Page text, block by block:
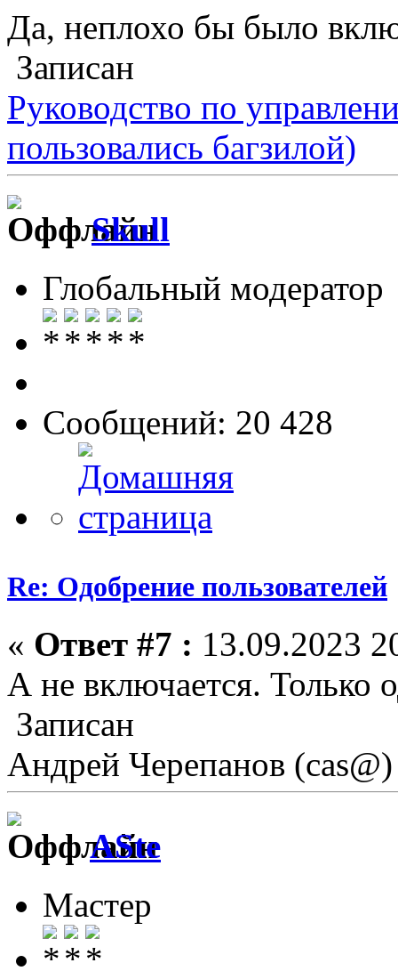
Да, неплохо бы было
Записан
Руководство по
пользовались багзилой)
Skull
Глобальный модератор
Сообщений: 20 428
Re: Одобрение пользователей
« Ответ #7 : 13.09.2023
А не включается. Только
Записан
Андрей Черепанов (cas@)
ASte
Мастер